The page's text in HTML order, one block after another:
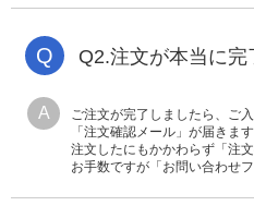
Q Q2.注文が本当に完
A
ご注文が完了しましたら、ご
「注文確認メール」が届きます
注文したにもかかわらず「注
お手数ですが「お問い合わせ